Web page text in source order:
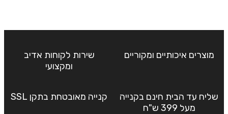
מוצרים איכותיים ומקוריים
שירות לקוחות אדיב
ומקצועי
שליח עד הבית חינם בקנייה
מעל 399 ש"ח
קנייה מאובטחת בתקן SSL